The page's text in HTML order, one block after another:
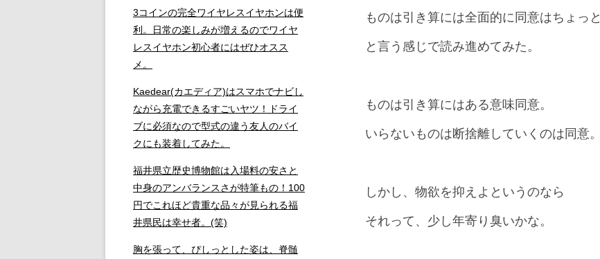
ものは引き算には全面的に同意はちょっと
と言う感じで読み進めてみた。
ものは引き算にはある意味同意。
いらないものは断捨離していくのは同意。
しかし、物欲を抑えよというのなら
それって、少し年寄り臭いかな。
3コインの完全ワイヤレスイヤホンは便
利。日常の楽しみが増えるのでワイヤ
レスイヤホン初心者にはぜひオスス
メ。
Kaedear(カエディア)はスマホでナビし
ながら充電できるすごいヤツ！ドライ
ブに必須なので型式の違う友人のバイ
クにも装着してみた。
福井県立歴史博物館は入場料の安さと
中身のアンバランスさが特筆もの！100
円でこれほど貴重な品々が見られる福
井県民は幸せ者。(笑)
胸を張って、ぴしっとした姿は、脊髄